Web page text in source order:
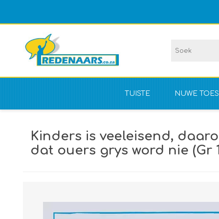
TUISTE NUWE
NIE vir
Kinders is veeleisend,
dat ouers grys word nie (Gr